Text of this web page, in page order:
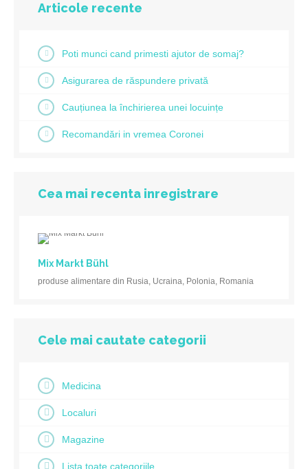
Articole recente
Poti munci cand primesti ajutor de somaj?
Asigurarea de răspundere privată
Cauțiunea la închirierea unei locuințe
Recomandări in vremea Coronei
Cea mai recenta inregistrare
Mix Markt Bühl
produse alimentare din Rusia, Ucraina, Polonia, Romania
Cele mai cautate categorii
Medicina
Localuri
Magazine
Lista toate categoriile